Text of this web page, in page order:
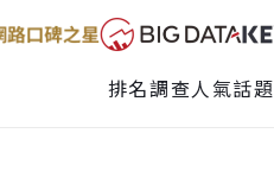
排名調查人氣話題